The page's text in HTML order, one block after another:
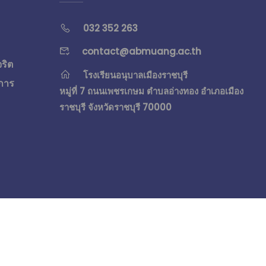
ต
าร
032 352 263
contact@abmuang.ac.th
โรงเรียนอนุบาลเมืองราชบุรี
หมู่ที่ 7 ถนนเพชรเกษม ตำบลอ่างทอง อำเภอเมือง
ราชบุรี จังหวัดราชบุรี 70000